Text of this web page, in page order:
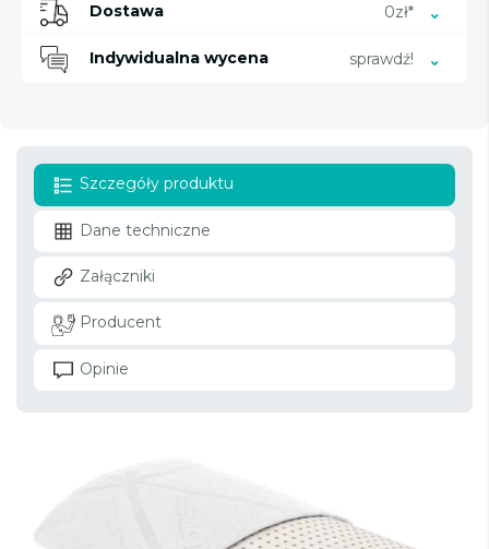
Dostawa 0zł*
Indywidualna wycena sprawdź!
Szczegóły produktu
Dane techniczne
Załączniki
Producent
Opinie